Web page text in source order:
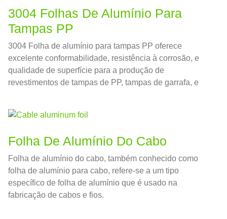
3004 Folhas De Alumínio Para
Tampas PP
3004 Folha de alumínio para tampas PP oferece
excelente conformabilidade, resistência à corrosão, e
qualidade de superfície para a produção de
revestimentos de tampas de PP, tampas de garrafa, e
Folha De Alumínio Do Cabo
Folha de alumínio do cabo, também conhecido como
folha de alumínio para cabo, refere-se a um tipo
específico de folha de alumínio que é usado na
fabricação de cabos e fios.